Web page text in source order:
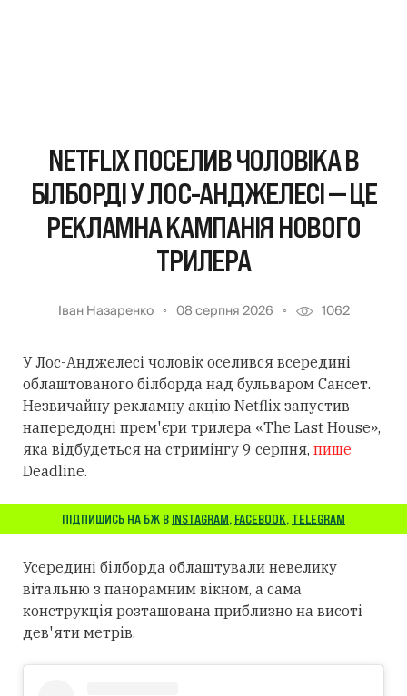
NETFLIX ПОСЕЛИВ ЧОЛОВІКА В
БІЛБОРДІ У ЛОС-АНДЖЕЛЕСІ — ЦЕ
РЕКЛАМНА КАМПАНІЯ НОВОГО
ТРИЛЕРА
Іван Назаренко 08 серпня 2026 1062
У Лос-Анджелесі чоловік оселився всередині
облаштованого білборда над бульваром Сансет.
Незвичайну рекламну акцію Netflix запустив
напередодні прем'єри трилера «The Last House»,
яка відбудеться на стримінгу 9 серпня, пише
Deadline.
ПІДПИШИСЬ НА БЖ В INSTAGRAM, FACEBOOK, TELEGRAM
Усередині білборда облаштували невелику
вітальню з панорамним вікном, а сама
конструкція розташована приблизно на висоті
дев'яти метрів.